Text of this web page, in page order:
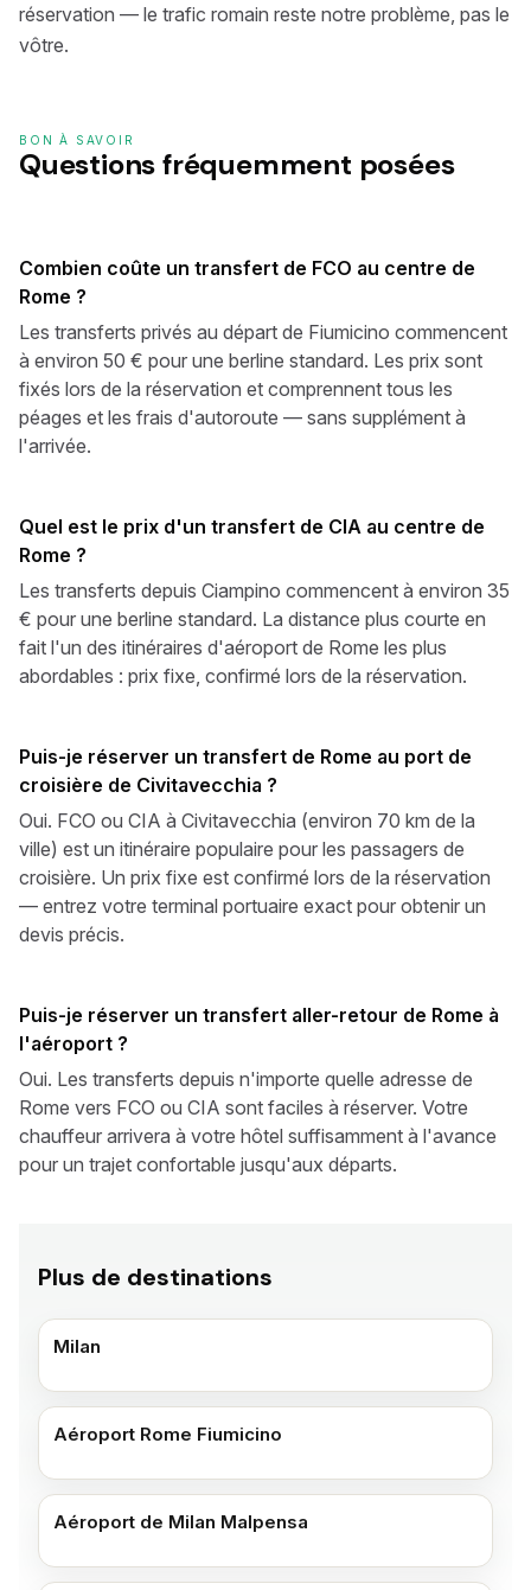
réservation — le trafic romain reste notre problème, pas le
vôtre.
BON À SAVOIR
Questions fréquemment posées
Combien coûte un transfert de FCO au centre de
Rome ?
Les transferts privés au départ de Fiumicino commencent
à environ 50 € pour une berline standard. Les prix sont
fixés lors de la réservation et comprennent tous les
péages et les frais d'autoroute — sans supplément à
l'arrivée.
Quel est le prix d'un transfert de CIA au centre de
Rome ?
Les transferts depuis Ciampino commencent à environ 35
€ pour une berline standard. La distance plus courte en
fait l'un des itinéraires d'aéroport de Rome les plus
abordables : prix fixe, confirmé lors de la réservation.
Puis-je réserver un transfert de Rome au port de
croisière de Civitavecchia ?
Oui. FCO ou CIA à Civitavecchia (environ 70 km de la
ville) est un itinéraire populaire pour les passagers de
croisière. Un prix fixe est confirmé lors de la réservation
— entrez votre terminal portuaire exact pour obtenir un
devis précis.
Puis-je réserver un transfert aller-retour de Rome à
l'aéroport ?
Oui. Les transferts depuis n'importe quelle adresse de
Rome vers FCO ou CIA sont faciles à réserver. Votre
chauffeur arrivera à votre hôtel suffisamment à l'avance
pour un trajet confortable jusqu'aux départs.
Plus de destinations
Milan
Aéroport Rome Fiumicino
Aéroport de Milan Malpensa